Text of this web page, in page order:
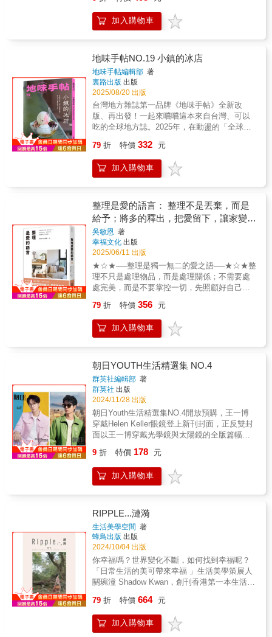
奏的時代，人們越來越努力生活，卻也越來越
疲累，我們習慣追求更多選擇、更多可能、更
活」、「把人生塞滿」，而是讓一切變簡單！
因為真正重要的事情，其實並不多！ 讓生活輕
一點、穩定一點、長久一點的方式．生活簡化
減少選擇、減少過度思考，生活就會輕鬆與其
每天煩惱菜單，不如固定幾道安心的料理，反
覆思考「今天要煮什麼」，就是一種消耗。不
追求種類齊全的鍋具，而是選「真正會一直用
的」，簡化環境就是減壓。不追求變化、不被
流行牽著走、不讓小事消耗心力，當選擇變
直做下去的，才是真的好生活不把「好習慣」
變成壓力，不把「高標準」變成目標，不是今
天很努力，而是明天、下週、明年都還能做下
去。能繼續做的程度，就是最好的程度。 ．身
心一致當生活不再勉強身體，心自然會安定人
生是由無數「日常小動作」堆疊而成，當你在
洗碗、走路、開關櫥櫃時，將動作放慢、做事
變溫柔，心也會跟著安定下來，生活自然回到
舒服的狀態。 書中談料理，卻不是食譜書；談
生活，卻不說教。全書沒有勵志語，而是透過
每天一定會做的小事：吃飯、做菜、洗碗、使
用家中的物品，教你如何減少不必要的選擇與
楚，心也會慢慢安定下來。當你不再被「一定
要做到更好」的焦慮追著跑，生活反而會開始
順起來。這是一本適合在疲累時翻開、能實際
序）比才／作家、《小酌時間》作者毛奇／飲
食作家彭菊仙／作家 【推薦短語】日本近年來
很流行「中華料理」，所謂的中華料理乃是中
餐落地日本後開展出來的異花，親切可口又帶
有我們所熟知的中餐元素。來自北京在日本居
住超過 30 年並在日成名的料理家吳雯，凝練生
活經驗，提供有效的美感生活建議，可說也是
某種中華料理一樣的化身吧！──毛奇／飲食作
家
加入購物車
地味手帖NO.19 小鎮的冰店
地味手帖編輯部 著
裏路出版 出版
2025/08/20 出版
台灣地方雜誌第一品牌《地味手帖》全新改
版、再出發！一起來嚐嚐這本來自台灣、可以
吃的全球地方誌。2025年，在動盪的「全球」
期特輯＊＊＊【小鎮的冰店】台灣在日治之前
少有冰可食，這股沁涼的夏日口感，先是在一
八九〇年代末期隨著日本統治進入台灣，一開
可見賣冰小屋。一百多年過去，冰品已經成為
台灣盛夏最常見的庶民小吃之一，不管是再小
的鄉鎮，也都會有一間冰店、一個賣冰的攤
車，或者至少至少，有間兼賣著枝仔冰、雞蛋
冰的柑仔店。就如同台南鹽水的銀鋒冰果室、
高雄旗山的常美冰店、新北馬崗的阿萬柑仔
店⋯⋯小鎮的冰店是台灣常民生活的地標，連
結了人們與在地的情感與回憶，也見證了地方
的興衰與世代變化。這期編輯部拜訪了上述三
地的冰店，同時找來《地味》的地方好朋友們
過去、現在與未來。＊＊＊其他精采單元＊＊
＊【來自地方的你】〈台通李毅誠：十八歲以
前，伸港就是我的全世界〉為什麼台通聊天的
趟老家，聽他聊聊「丟死豬飛蒼蠅」、爬天后
宮後院的恐龍、看著金紙廢水排進河裡的童年
回憶。【現居地方的你】〈Apyang Imiq：返鄉
辛苦，但很浪漫〉在部落生活的青年作家告訴
我們：「在個人、家族、公共性緊密交織的部
落社群中，說不出口的是性向。」【全球地
方】〈蘇凌：我在南印度撿腰果、認親戚、過
地上，玩羅望子籽彈射遊戲——上一次這樣百
無聊賴，是我小學一年級時，和爸爸在三合院
埕上彈龍眼籽比遠吧。我開始感覺到生活的無
聊，與此同時，全家人也已經不再擔心我無
聊的一天，比高潮迭起更難得。」【深度對
談】〈李佩書×何欣潔：說一個368鄉鎮的台灣
故事〉總監李佩書與《地味手帖》總編輯何欣
潔深度對談，揭開全台最強地方媒體《微笑台
灣》的背後故事，包括那些在澎湖七美邊暈船
嘔吐、邊感受到地方魅力的硬派時刻。【地方
通信】〈廖瞇：你們在鄉下，都在做什麼〉
〈陳茻：翻過盆地邊緣那座山，才看得見未
來〉〈林家瑜：閃き堂．一百六十年老屋裡的
79 折 特價 332 元
加入購物車
整理是愛的語言： 整理不是丟棄，而是
給予；將多的釋出，把愛留下，讓家變成
愛的容器
吳敏恩 著
幸福文化 出版
2025/06/11 出版
★☆★──整理是獨一無二的愛之語──★☆★整
理不只是處理物品，而是處理關係；不需要處
處完美，而是不要掌控一切，先照顧好自己再
所， 這就是整理的美好 ！【用整理說愛，用美
好的空間寫溫暖的故事】「整理不只是處理物
品，而是處理關係，很多關係會因為空間的調
而是在過程中，你被提醒了什麼？」這也是成
為空間整理師之後的吳敏恩，最想傳達給讀者
的心意： 「整理不是要我丟掉一切，而是幫我
分辨什麼值得留下來。」☆有足夠的留白空
間，就有無限的可能☆當你擁有空間的主導
權，可以重新省思☆要把什麼放進生活裡，這
就是整理的美好【把寶貴的時間留給自己及家
人，讓你的家照顧你】透過這本書還會讓你建
立自己的整理邏輯，而不是只有丟東西！即使
自己的收納邏輯，每天只要花少許的時間就能
維持。好的整理能讓你把寶貴的時間，留給自
己及最愛的家人們， 留白的空間愈多，就愈能
才是好整理。 在你累了，不用一直想著這裡還
沒掃，那裡還沒收！ 家才能成為你自在的地
方。【跟我一起過「少物」，但又很豐盈的生
活】看過這麼多因為空間混亂而困擾的家庭，
都有一個共通的特點─「過多」。過多的囤積物
品、過多的擠壓空間，代表著過多的煩惱焦
慮。 簡約的生活，一開始可能會以為「越少越
升，你會進階到「越好才會越少」。 少，
不一定能使人滿足， 好，才會。 【4大原
則，從心開始，把家變成安心舒適之所】
79 折 特價 356 元
加入購物車
朝日YOUTH生活精選集 NO.4
群英社編輯部 著
群英社 出版
2024/11/28 出版
朝日Youth生活精選集NO.4開放預購，王一博
穿戴Helen Keller眼鏡登上新刊封面，正反雙封
面以王一博穿戴光學鏡與太陽鏡的全版篇幅，
雅時尚的品味。頂流巨星王一博與Helen Keller
自2022年開啟『直視自我，放膽一"博"』不懈
旅程。隔年『Fight For Myself "博"出真我』以
我本色』藉由親和力拉近與消費者之間的距
離，體驗多彩世界，繼續書寫未來故事。Helen
Keller精神來至於美國，傳承美式經典時尚設計
風格，將東方美學與國際感充分結合典範，並
擅長運用時裝搭配，呼應「創造東方美學的優
雅與自信」的品牌宗旨，專為都市年輕族群設
計。朝日Youth總編輯余居渚表示，朝日
YOUTH本期以優雅品味為主軸，介紹茶飲文
化、日本神戶異國風旅遊景點、精品文選等，
光。社長上木七海表示，本刊電子書與紙本書
同步發行於各大書店及平台，曝光量與普及率
9 折 特價 178 元
加入購物車
RIPPLE...漣漪
生活美學空間 著
蜂鳥出版 出版
2024/10/04 出版
你幸福嗎？世界變化不斷，如何找到幸福呢？
「日常生活的美可帶來幸福 」生活美學策展人
關琬潼 Shadow Kwan，創刊香港第一本生活美
擁抱的生活美學。每個日常片刻也可以是生活
美學的展現：走路時觀察路旁水墨畫般的樹
影、仔細聽餐桌上食物和器具的微小聲音、早
79 折 特價 664 元
加入購物車